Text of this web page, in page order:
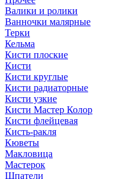
Валики и ролики
Ванночки малярные
Терки
Кельма
Кисти плоские
Кисти
Кисти круглые
Кисти радиаторные
Кисти узкие
Кисти Мастер Колор
Кисти флейцевая
Кисть-ракля
Кюветы
Макловица
Мастерок
Шпатели